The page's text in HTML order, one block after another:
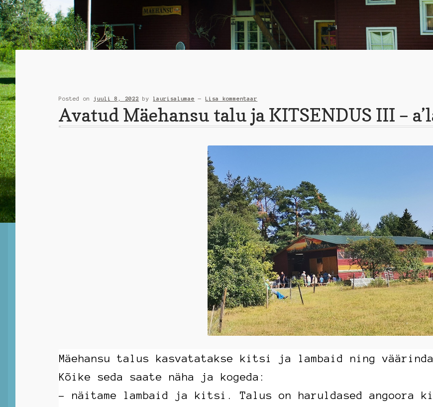
Posted on juuli 8, 2022 by laurisalumae — Lisa kommentaar
Avatud Mäehansu talu ja KITSENDUS III –
Mäehansu talus kasvatatakse kitsi ja lambaid ning
Kõike seda saate näha ja kogeda:
– näitame lambaid ja kitsi. Talus on haruldased angoora